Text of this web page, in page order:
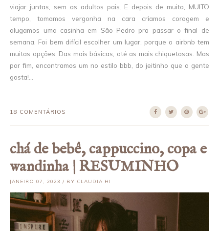
viajar juntas, sem os adultos pais. E depois de muito, MUITO
tempo, tomamos vergonha na cara criamos coragem e
alugamos uma casinha em São Pedro pra passar o final de
semana. Foi bem difícil escolher um lugar, porque o airbnb tem
muitas opções. Das mais básicas, até as mais chiquetosas. Mas
por fim, encontramos um no estilo bbb, do jeitinho que a gente
gosta!...
18 COMENTÁRIOS
chá de bebê, cappuccino, copa e
wandinha | RESUMINHO
JANEIRO 07, 2023 / BY CLAUDIA HI